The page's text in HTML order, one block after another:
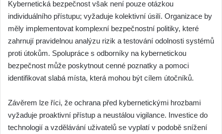
Kybernetická bezpečnost však není pouze otázkou
individuálního přístupu; vyžaduje kolektivní úsilí. Organizace by
měly implementovat komplexní bezpečnostní politiky, které
zahrnují pravidelnou analýzu rizik a testování odolnosti systémů
proti útokům. Spolupráce s odborníky na kybernetickou
bezpečnost může poskytnout cenné poznatky a pomoci
identifikovat slabá místa, která mohou být cílem útočníků.
Závěrem lze říci, že ochrana před kybernetickými hrozbami
vyžaduje proaktivní přístup a neustálou vigilance. Investice do
technologií a vzdělávání uživatelů se vyplatí v podobě snížení